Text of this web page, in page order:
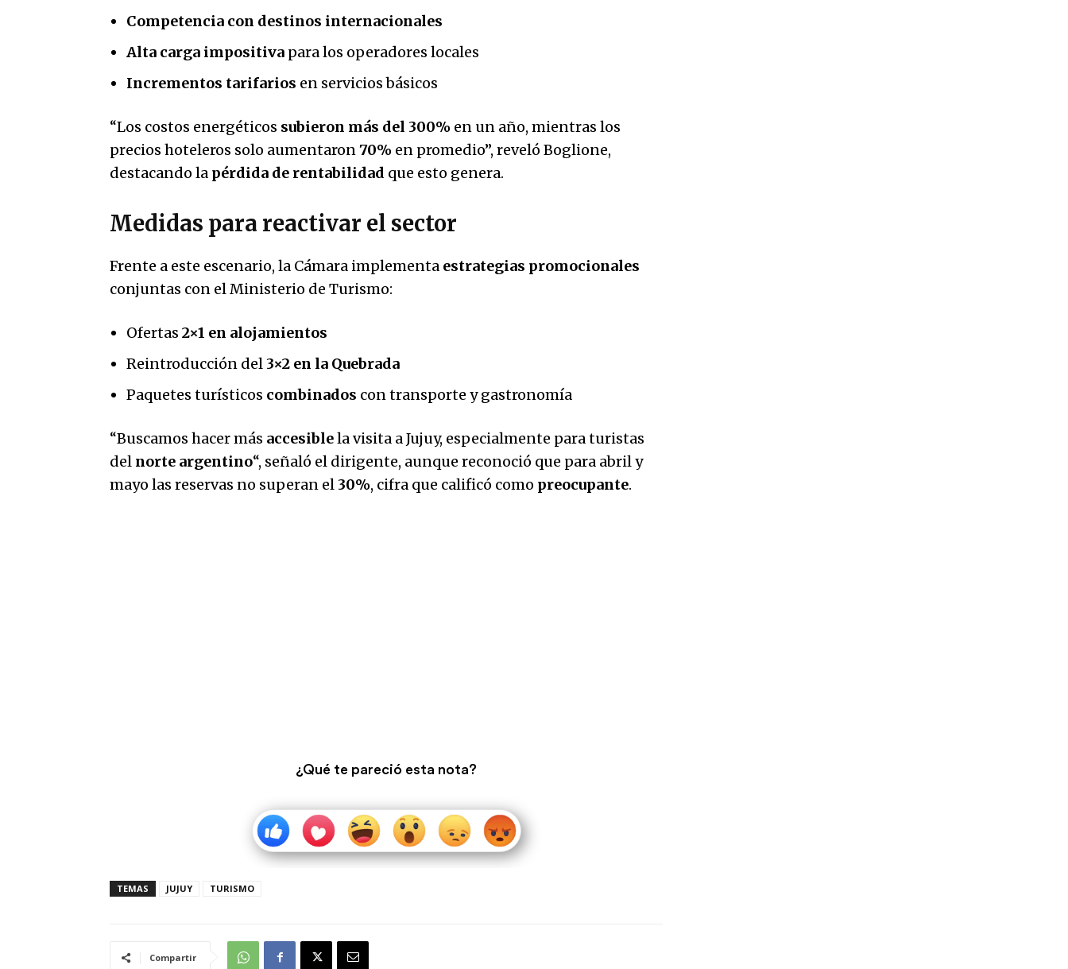
Competencia con destinos internacionales
Alta carga impositiva para los operadores locales
Incrementos tarifarios en servicios básicos
“Los costos energéticos subieron más del 300% en un año, mientras los
precios hoteleros solo aumentaron70% en promedio”, reveló Boglione,
destacando la pérdida de rentabilidad que esto genera.
Medidas para reactivar el sector
Frente a este escenario, la Cámara implementa estrategias promocionales
conjuntas con el Ministerio de Turismo:
Ofertas 2×1 en alojamientos
Reintroducción del 3×2 en la Quebrada
Paquetes turísticos combinados con transporte y gastronomía
“Buscamos hacer más accesiblela visita a Jujuy, especialmente para turistas
del norte argentino“, señaló el dirigente, aunque reconoció que para abril y
mayo las reservas no superan el 30%, cifra que calificó como preocupante.
¿Qué te pareció esta nota?
TEMAS JUJUY TURISMO
Compartir